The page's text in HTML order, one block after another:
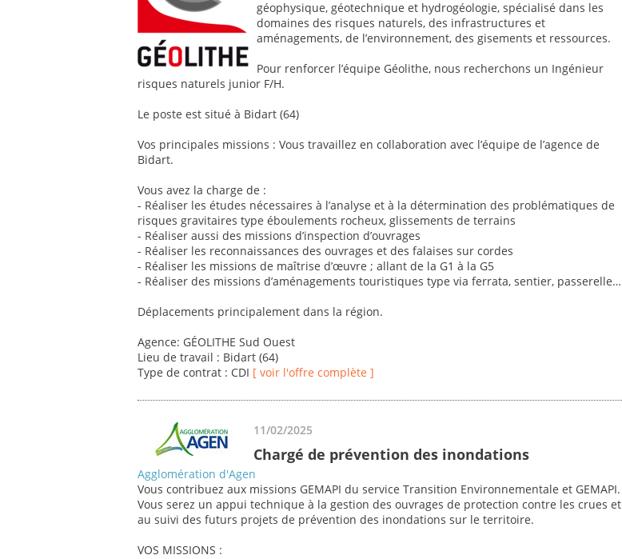
géophysique, géotechnique et hydrogéologie, spécialisé dans les
domaines des risques naturels, des infrastructures et
aménagements, de l’environnement, des gisements et ressources.
Pour renforcer l’équipe Géolithe, nous recherchons un Ingénieur
risques naturels junior F/H.
Le poste est situé à Bidart (64)
Vos principales missions : Vous travaillez en collaboration avec l’équipe de l’agence de
Bidart.
Vous avez la charge de :
- Réaliser les études nécessaires à l’analyse et à la détermination des problématiques de
risques gravitaires type éboulements rocheux, glissements de terrains
- Réaliser aussi des missions d’inspection d’ouvrages
- Réaliser les reconnaissances des ouvrages et des falaises sur cordes
- Réaliser les missions de maîtrise d’œuvre ; allant de la G1 à la G5
- Réaliser des missions d’aménagements touristiques type via ferrata, sentier, passerelle…
Déplacements principalement dans la région.
Agence: GÉOLITHE Sud Ouest
Lieu de travail : Bidart (64)
Type de contrat : CDI [ voir l'offre complète ]
11/02/2025
Chargé de prévention des inondations
Agglomération d'Agen
Vous contribuez aux missions GEMAPI du service Transition Environnementale et GEMAPI.
Vous serez un appui technique à la gestion des ouvrages de protection contre les crues et
au suivi des futurs projets de prévention des inondations sur le territoire.
VOS MISSIONS :